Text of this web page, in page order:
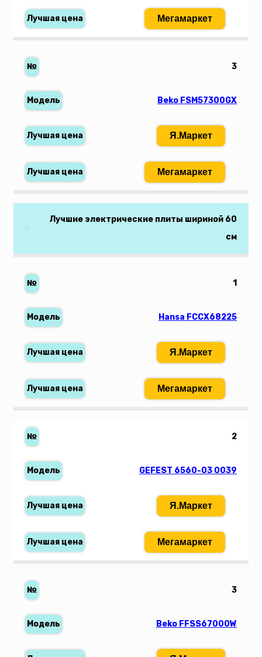
Мегамаркет
3
Beko FSM57300GX
Я.Маркет
Мегамаркет
Лучшие электрические плиты шириной 60
см
1
Hansa FCCX68225
Я.Маркет
Мегамаркет
2
GEFEST 6560-03 0039
Я.Маркет
Мегамаркет
3
Beko FFSS67000W